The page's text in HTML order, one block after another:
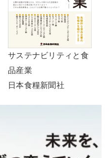
サステナビリティと食
品産業
日本食糧新聞社